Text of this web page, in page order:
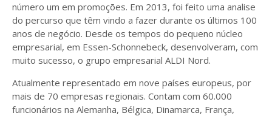
número um em promoções. Em 2013, foi feito uma analise
do percurso que têm vindo a fazer durante os últimos 100
anos de negócio. Desde os tempos do pequeno núcleo
empresarial, em Essen-Schonnebeck, desenvolveram, com
muito sucesso, o grupo empresarial ALDI Nord.
Atualmente representado em nove países europeus, por
mais de 70 empresas regionais. Contam com 60.000
funcionários na Alemanha, Bélgica, Dinamarca, França,